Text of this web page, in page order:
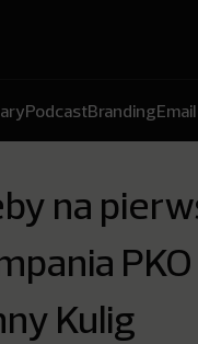
PodcastBranding
na
Kulig